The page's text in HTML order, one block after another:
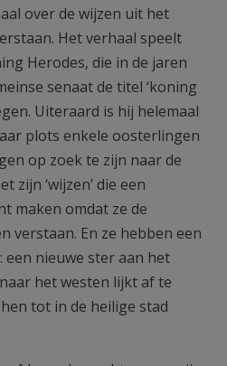
over de wijzen uit het
Het verhaal speelt
Herodes, die in de jaren
senaat de titel ‘koning
Uiteraard is hij helemaal
plots enkele oosterlingen
op zoek te zijn naar de
zijn ‘wijzen’ die een
maken omdat ze de
verstaan. En ze hebben een
nieuwe ster aan het
het westen lijkt af te
tot in de heilige stad